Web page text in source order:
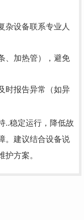
杂设备联系专业人
、加热管），避免
时报告异常（如异
..稳定运行，降低故
。建议结合设备说
方案。